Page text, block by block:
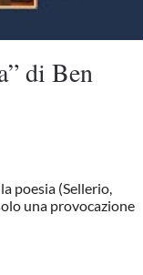
di Ben
poesia (Sellerio,
una provocazione